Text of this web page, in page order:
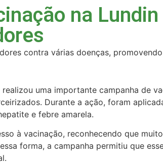
na
contra várias doenças,
uma importante campanha de
Durante a ação, foram
e febre amarela.
à vacinação, reconhecendo que
forma, a campanha permitiu que